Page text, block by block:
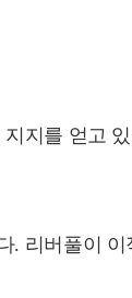
지를 얻고
. 리버풀이